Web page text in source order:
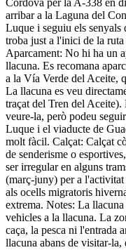
Còrdova per la A-338 en
arribar a la Laguna del
Luque i seguiu els
troba just a l'inici de la
Aparcament: No hi ha un
llacuna. Es recomana
a la Vía Verde del Aceite,
La llacuna es veu
traçat del Tren del
veure-la, però podeu
Luque i el viaducte de
molt fàcil. Calçat: Calçat
de senderisme o
ser irregular en alguns
(març-juny) per a
als ocells migratoris
extrema. Notes: La
vehicles a la llacuna. La
caça, la pesca ni l'entrada
llacuna abans de visitar-la,